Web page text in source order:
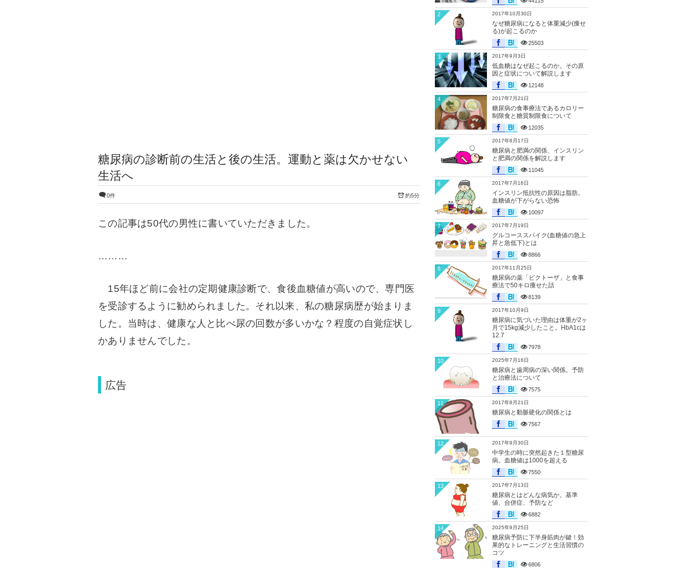
糖尿病の診断前の生活と後の生活。運動と薬は欠かせない
生活へ
0件 約5分
この記事は50代の男性に書いていただきました。
………
15年ほど前に会社の定期健康診断で、食後血糖値が高いので、専門医
を受診するように勧められました。それ以来、私の糖尿病歴が始まりま
した。当時は、健康な人と比べ尿の回数が多いかな？程度の自覚症状し
かありませんでした。
広告
2017年10月30日
なぜ糖尿病になると体重減少(痩せ
る)が起こるのか
25503
2
2017年9月3日
低血糖はなぜ起こるのか。その原
因と症状について解説します
12148
3
2017年7月21日
糖尿病の食事療法であるカロリー
制限食と糖質制限食について
12035
4
2017年8月17日
糖尿病と肥満の関係、インスリン
と肥満の関係を解説します
11045
5
2017年7月16日
インスリン抵抗性の原因は脂肪。
血糖値が下がらない恐怖
10097
6
2017年7月19日
グルコーススパイク(血糖値の急上
昇と急低下)とは
8866
7
2017年11月25日
糖尿病の薬「ビクトーザ」と食事
療法で50キロ痩せた話
8139
8
2017年10月9日
糖尿病に気づいた理由は体重が2ヶ
月で15kg減少したこと。HbA1cは
12.7
7978
9
2025年7月16日
糖尿病と歯周病の深い関係。予防
と治療法について
7575
10
2017年8月21日
糖尿病と動脈硬化の関係とは
7567
11
2017年9月30日
中学生の時に突然起きた１型糖尿
病。血糖値は1000を超える
7550
12
2017年7月13日
糖尿病とはどんな病気か。基準
値、合併症、予防など
6882
13
2025年9月25日
糖尿病予防に下半身筋肉が鍵！効
果的なトレーニングと生活習慣の
コツ
6806
14